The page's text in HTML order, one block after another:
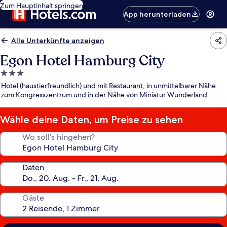
Zum Hauptinhalt springen
App herunterladen
Alle Unterkünfte anzeigen
Egon Hotel Hamburg City
3.0-
Sterne-
Unterkunft
Hotel (haustierfreundlich) und mit Restaurant, in unmittelbarer Nähe
zum Kongresszentrum und in der Nähe von Miniatur Wunderland
Wähle deine Daten, um Preise zu sehen
Wo soll’s hingehen?
Daten
Gäste